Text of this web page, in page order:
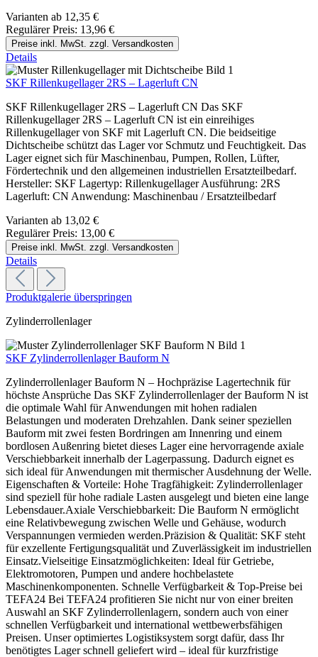
Varianten ab 12,35 €
Regulärer Preis: 13,96 €
Preise inkl. MwSt. zzgl. Versandkosten
Details
SKF Rillenkugellager 2RS – Lagerluft CN
SKF Rillenkugellager 2RS – Lagerluft CN Das SKF
Rillenkugellager 2RS – Lagerluft CN ist ein einreihiges
Rillenkugellager von SKF mit Lagerluft CN. Die beidseitige
Dichtscheibe schützt das Lager vor Schmutz und Feuchtigkeit. Das
Lager eignet sich für Maschinenbau, Pumpen, Rollen, Lüfter,
Fördertechnik und den allgemeinen industriellen Ersatzteilbedarf.
Hersteller: SKF Lagertyp: Rillenkugellager Ausführung: 2RS
Lagerluft: CN Anwendung: Maschinenbau / Ersatzteilbedarf
Varianten ab 13,02 €
Regulärer Preis: 13,00 €
Preise inkl. MwSt. zzgl. Versandkosten
Details
Produktgalerie überspringen
Zylinderrollenlager
SKF Zylinderrollenlager Bauform N
Zylinderrollenlager Bauform N – Hochpräzise Lagertechnik für
höchste Ansprüche Das SKF Zylinderrollenlager der Bauform N ist
die optimale Wahl für Anwendungen mit hohen radialen
Belastungen und moderaten Drehzahlen. Dank seiner speziellen
Bauform mit zwei festen Bordringen am Innenring und einem
bordlosen Außenring bietet dieses Lager eine hervorragende axiale
Verschiebbarkeit innerhalb der Lagerpassung. Dadurch eignet es
sich ideal für Anwendungen mit thermischer Ausdehnung der Welle.
Eigenschaften & Vorteile: Hohe Tragfähigkeit: Zylinderrollenlager
sind speziell für hohe radiale Lasten ausgelegt und bieten eine lange
Lebensdauer.Axiale Verschiebbarkeit: Die Bauform N ermöglicht
eine Relativbewegung zwischen Welle und Gehäuse, wodurch
Verspannungen vermieden werden.Präzision & Qualität: SKF steht
für exzellente Fertigungsqualität und Zuverlässigkeit im industriellen
Einsatz.Vielseitige Einsatzmöglichkeiten: Ideal für Getriebe,
Elektromotoren, Pumpen und andere hochbelastete
Maschinenkomponenten. Schnelle Verfügbarkeit & Top-Preise bei
TEFA24 Bei TEFA24 profitieren Sie nicht nur von einer breiten
Auswahl an SKF Zylinderrollenlagern, sondern auch von einer
schnellen Verfügbarkeit und international wettbewerbsfähigen
Preisen. Unser optimiertes Logistiksystem sorgt dafür, dass Ihr
benötigtes Lager schnell geliefert wird – ideal für kurzfristige